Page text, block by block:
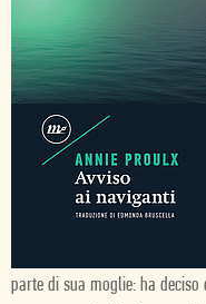
parte di sua moglie: ha